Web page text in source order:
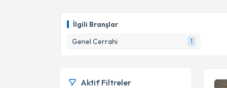
İlgili Branşlar
Genel Cerrahi
1
Aktif Filtreler